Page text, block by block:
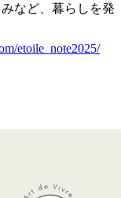
など、暮らしを発
etoile_note2025/